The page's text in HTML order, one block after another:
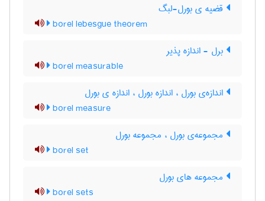
قضیه ی بورل-لبگ
borel lebesgue theorem
برل - اندازه پذیر
borel measurable
اندازه‌ی بورل ، اندازه بورل ، اندازه ی بورل
borel measure
مجموعه‌ی بورل ، مجموعه بورل
borel set
مجموعه های بورل
borel sets